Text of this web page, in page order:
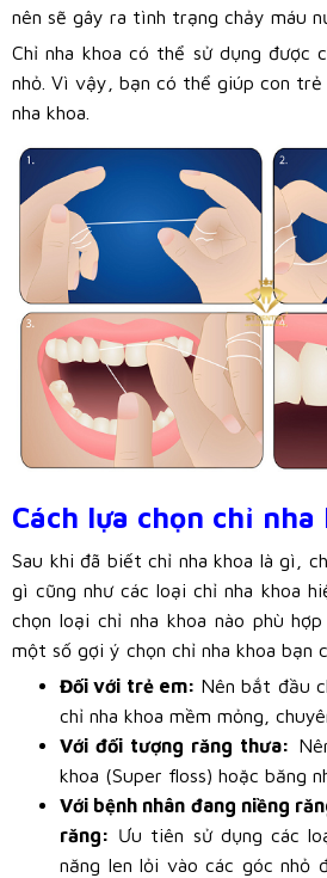
nên sẽ gây ra tình trạng chảy máu
Chỉ nha khoa có thể sử dụng được
nhỏ. Vì vậy, bạn có thể giúp con trẻ
nha khoa.
Cách lựa chọn chỉ
Sau khi đã biết chỉ nha khoa là gì,
gì cũng như các loại chỉ nha khoa
chọn loại chỉ nha khoa nào phù
một số gợi ý chọn chỉ nha khoa bạn
Đối với trẻ em: Nên bắt đầu
chỉ nha khoa mềm mỏng,
Với đối tượng răng thưa:
khoa (Super floss) hoặc băng
Với bệnh nhân đang niềng
răng: Ưu tiên sử dụng các
năng len lỏi vào các góc nhỏ